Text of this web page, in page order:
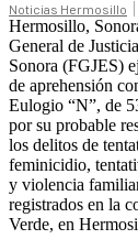
Noticias Hermosillo
Hermosillo,
General de
Sonora (FGJES)
de aprehensión
Eulogio “N”, de
por su probable
los delitos de
feminicidio,
y violencia
registrados en la
Verde, en